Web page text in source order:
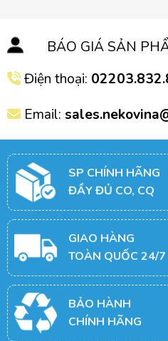
BÁO GIÁ SẢN
Điện thoại:
Email:
SP CHÍNH HÃNG
ĐẦY ĐỦ CO, CQ
GIAO HÀNG
TOÀN QUỐC 24/7
BẢO HÀNH
CHÍNH HÃNG